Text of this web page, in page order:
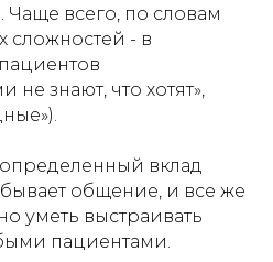
всего, по словам
сложностей - в
не знают, что хотят»,
вклад
общение, и все же
уметь выстраивать
пациентами.